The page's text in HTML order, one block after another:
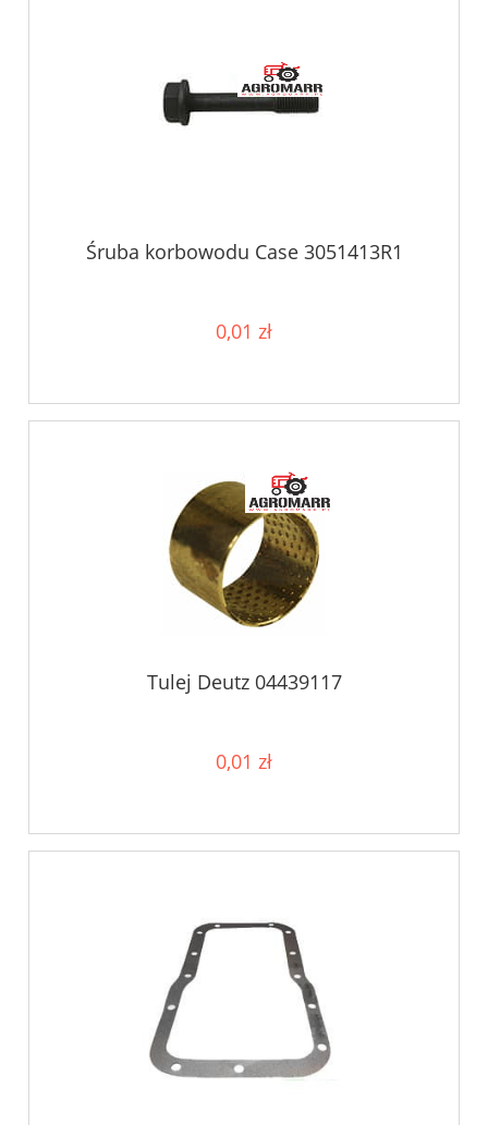
Śruba korbowodu Case 3051413R1
0,01 zł
Tulej Deutz 04439117
0,01 zł